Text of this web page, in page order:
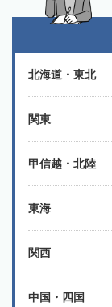
北海道・東北
関東
甲信越・北陸
東海
関西
中国・四国